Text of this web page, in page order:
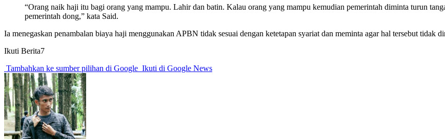
“Orang naik haji itu bagi orang yang mampu. Lahir dan batin. Kalau orang yang mampu kemudian pemerintah diminta turun
pemerintah dong,” kata Said.
Ia menegaskan penambalan biaya haji menggunakan APBN tidak sesuai dengan ketetapan syariat dan meminta agar hal tersebut tidak
Ikuti Berita7
Tambahkan ke sumber pilihan di Google Ikuti di Google News